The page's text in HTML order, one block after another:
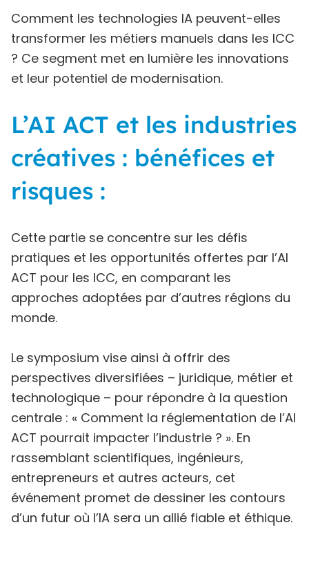
Comment les technologies IA peuvent-elles
transformer les métiers manuels dans les ICC
? Ce segment met en lumière les innovations
et leur potentiel de modernisation.
L’AI ACT et les industries
créatives : bénéfices et
risques :
Cette partie se concentre sur les défis
pratiques et les opportunités offertes par l’AI
ACT pour les ICC, en comparant les
approches adoptées par d’autres régions du
monde.
Le symposium vise ainsi à offrir des
perspectives diversifiées – juridique, métier et
technologique – pour répondre à la question
centrale : « Comment la réglementation de l’AI
ACT pourrait impacter l’industrie ? ». En
rassemblant scientifiques, ingénieurs,
entrepreneurs et autres acteurs, cet
événement promet de dessiner les contours
d’un futur où l’IA sera un allié fiable et éthique.